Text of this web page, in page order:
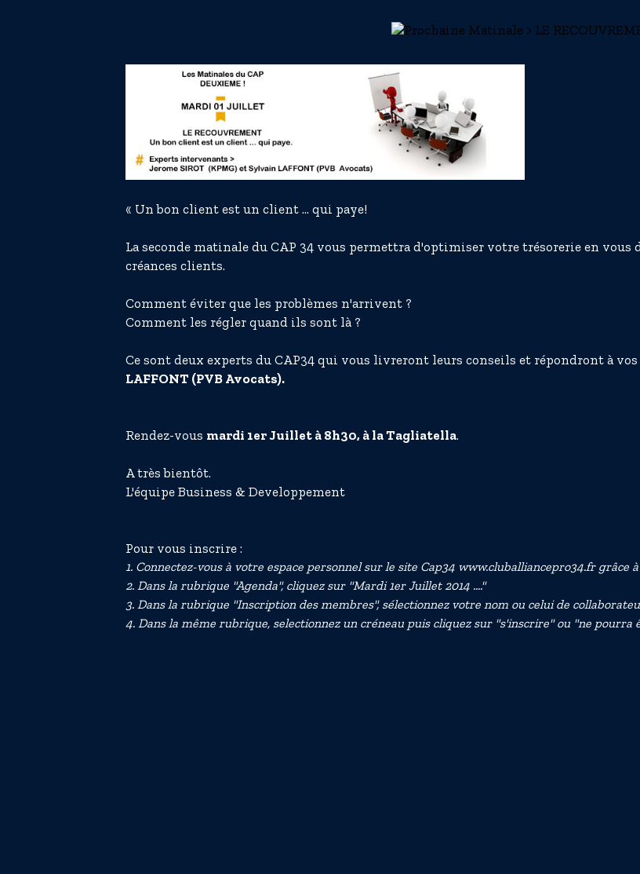
« Un bon client est un client ... qui paye!
La seconde matinale du CAP 34 vous permettra d'optimiser votre trésorerie en
créances clients.
Comment éviter que les problèmes n'arrivent ?
Comment les régler quand ils sont là ?
Ce sont deux experts du CAP34 qui vous livreront leurs conseils et répondront à
LAFFONT (PVB Avocats).
Rendez-vous mardi 1er Juillet à 8h30, à la Tagliatella.
A très bientôt.
L'équipe Business & Developpement
Pour vous inscrire :
1. Connectez-vous à votre espace personnel sur le site Cap34 www.cluballiancepro34.fr grâce
2. Dans la rubrique "Agenda", cliquez sur "Mardi 1er Juillet 2014 ...."
3. Dans la rubrique "Inscription des membres", sélectionnez votre nom ou celui de
4. Dans la même rubrique, selectionnez un créneau puis cliquez sur "s'inscrire" ou "ne pourra